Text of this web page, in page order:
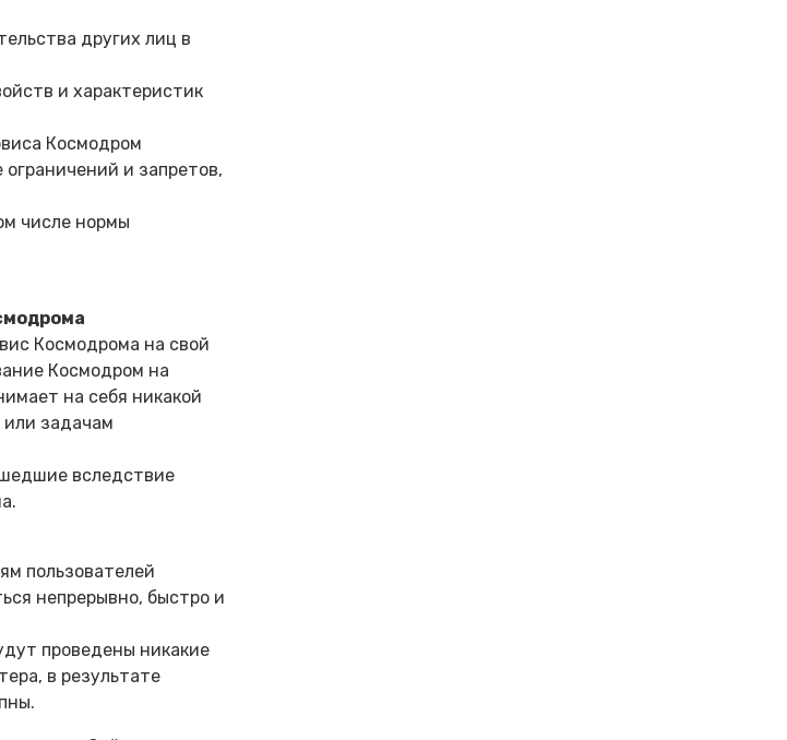
других лиц в
и характеристик
Космодром
и запретов,
числе нормы
Космодрома на свой
Космодром на
на себя никакой
задачам
вследствие
пользователей
непрерывно, быстро и
проведены никакие
в результате